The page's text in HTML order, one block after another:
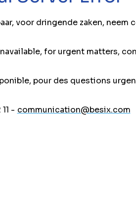
voor dringende zaken, neem
for urgent matters,
pour des questions
- communication@besix.com